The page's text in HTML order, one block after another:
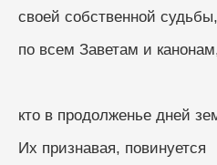
своей собственной судьбы,
по всем Заветам и
кто в продолженье дней
Их признавая, повинуется